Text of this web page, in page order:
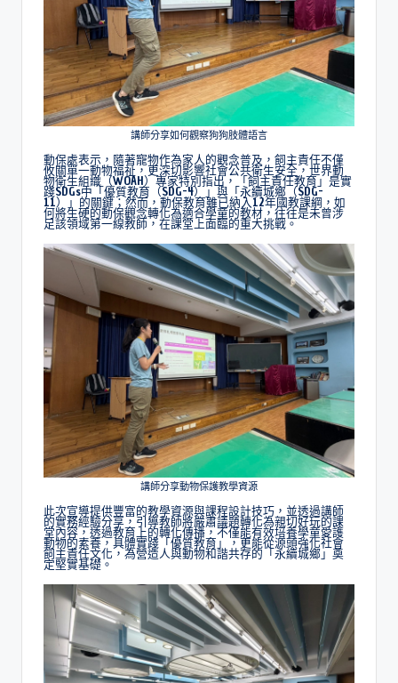
講師分享如何觀察狗狗肢體語言
動保處表示，隨著寵物作為家人的觀念普及，飼主責任不僅
攸關單一動物福祉，更深切影響社會公共衛生安全，世界動
物衛生組織（WOAH）專家特別指出，「飼主責任教育」是實
踐SDGs中「優質教育（SDG-4）」與「永續城鄉（SDG-
11）」的關鍵；然而，動保教育雖已納入12年國教課綱，如
何將生硬的動保觀念轉化為適合學童的教材，往往是未曾涉
足該領域第一線教師，在課堂上面臨的重大挑戰。
講師分享動物保護教學資源
此次宣導提供豐富的教學資源與課程設計技巧，並透過講師
的實務經驗分享，引導教師將嚴肅議題轉化為親切好玩的課
堂內容，透過教育上的轉化傳播，不僅能有效培養學童愛護
動物的素養，具體實踐「優質教育」，更能從源頭強化社會
飼主責任文化，為營造人與動物和諧共存的「永續城鄉」奠
定堅實基礎。